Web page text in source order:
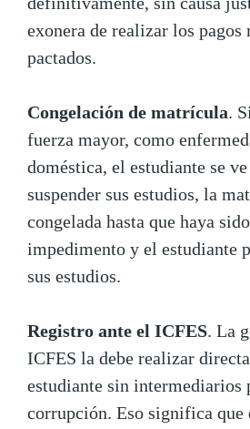
exonera de realizar los pagos
pactados.
Congelación de matrícula.
fuerza mayor, como
doméstica, el estudiante se
suspender sus estudios, la
congelada hasta que haya
impedimento y el estudiante
sus estudios.
Registro ante el ICFES. La
ICFES la debe realizar
estudiante sin intermediarios
corrupción. Eso significa que